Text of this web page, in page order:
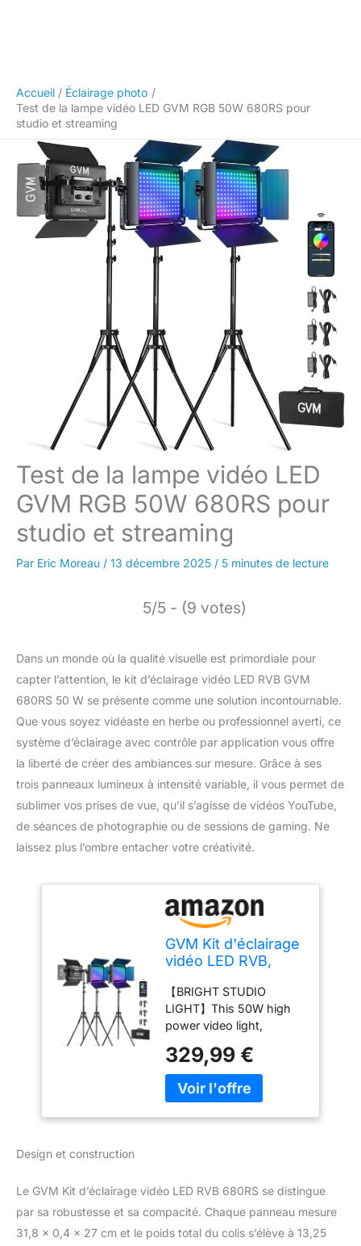
Accueil
Éclairage photo
Test de la lampe vidéo LED GVM RGB 50W 680RS pour
studio et streaming
Test de la lampe vidéo LED
GVM RGB 50W 680RS pour
studio et streaming
Par Eric Moreau / 13 décembre 2025 / 5 minutes de lecture
5/5 - (9 votes)
Dans un monde où la qualité visuelle est primordiale pour
capter l’attention, le kit d’éclairage vidéo LED RVB GVM
680RS 50 W se présente comme une solution incontournable.
Que vous soyez vidéaste en herbe ou professionnel averti, ce
système d’éclairage avec contrôle par application vous offre
la liberté de créer des ambiances sur mesure. Grâce à ses
trois panneaux lumineux à intensité variable, il vous permet de
sublimer vos prises de vue, qu’il s’agisse de vidéos YouTube,
de séances de photographie ou de sessions de gaming. Ne
laissez plus l’ombre entacher votre créativité.
GVM Kit d'éclairage
vidéo LED RVB,
Photographie à
intensité Variable
avec contrôle par
Application, 680RS
50 W, 3 Panneaux
Lumineux LED pour
Studio Youtube,
Prise de Vue vidéo,
【BRIGHT STUDIO
LIGHT】This 50W high
power video light,
8500lux/0.5m,
3000lux/1m, composed
of 560 LED lamp beads,
【Camera Light Simulate
8 Scene】 This
photography lamp
329,99 €
Design et construction
Le GVM Kit d’éclairage vidéo LED RVB 680RS se distingue
par sa robustesse et sa compacité. Chaque panneau mesure
31,8 x 0,4 x 27 cm et le poids total du colis s’élève à 13,25